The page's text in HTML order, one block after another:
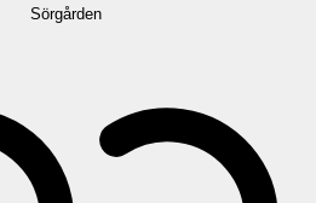
Sörgården